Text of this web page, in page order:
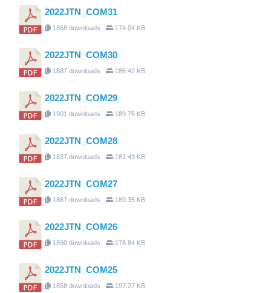
2022JTN_COM31
1868 downloads 174.04 KB
2022JTN_COM30
1887 downloads 186.42 KB
2022JTN_COM29
1901 downloads 189.75 KB
2022JTN_COM28
1837 downloads 181.43 KB
2022JTN_COM27
1867 downloads 189.35 KB
2022JTN_COM26
1890 downloads 178.84 KB
2022JTN_COM25
1858 downloads 197.27 KB